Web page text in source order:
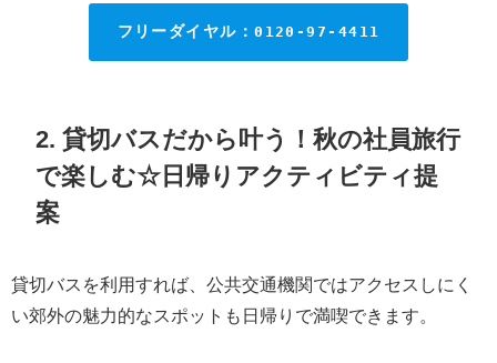
フリーダイヤル：0120-97-4411
2.貸切バスだから叶う！秋の社員旅行
で楽しむ☆ 日帰りアクティビティ提
案
貸切バスを利用すれば、公共交通機関ではアクセスしにく
い郊外の魅力的なスポットも日帰りで満喫できます。